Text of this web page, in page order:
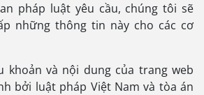
pháp luật yêu cầu, chúng tôi sẽ
những thông tin này cho các cơ
khoản và nội dung của trang web
bởi luật pháp Việt Nam và tòa án